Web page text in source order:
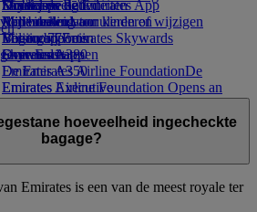
Drankjes
Boeing 777
Emirates A380
Emirates A350
Emirates Executive
Stoelindelingen
Kinderspeelgoed
Activiteiten voor kinderen
Duurzame activiteiten
Milieubeleid
Milieurapporten
De Emirates Airline FoundationDe
Emirates Airline Foundation Opens an
external link in a new tab
Sponsoring
Skywards Rail
Mijlencalculator
Log in bij Emirates Skywards
Skywards+
Mobiel en de Emirates App
Een boeking annuleren of wijzigen
Verstoorde reis
Over Emirates
hoeveelheid ingecheckte
bagage?
Emirates is een van de meest royale ter